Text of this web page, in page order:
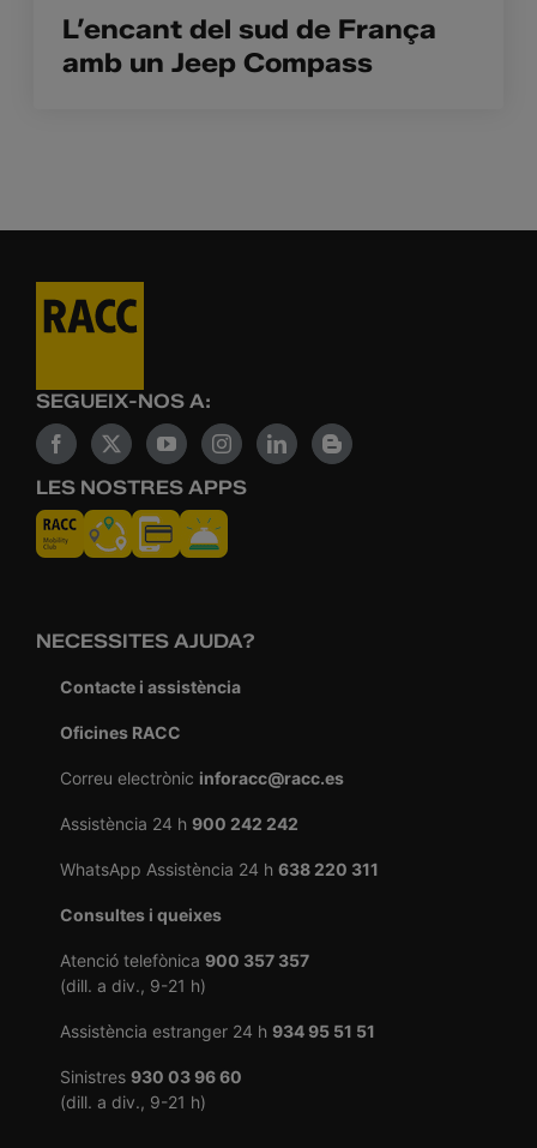
L’encant del sud de França
amb un Jeep Compass
SEGUEIX-NOS A:
LES NOSTRES APPS
NECESSITES AJUDA?
Contacte i assistència
Oficines RACC
Correu electrònic inforacc@racc.es
Assistència 24 h 900 242 242
WhatsApp Assistència 24 h 638 220 311
Consultes i queixes
Atenció telefònica 900 357 357
(dill. a div., 9-21 h)
Assistència estranger 24 h 934 95 51 51
Sinistres 930 03 96 60
(dill. a div., 9-21 h)